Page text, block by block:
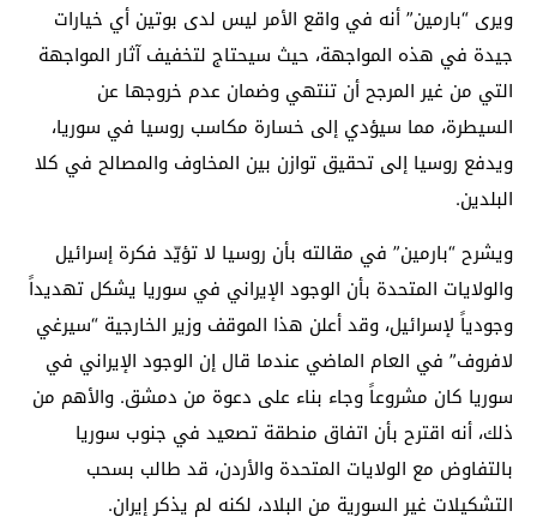
ويرى “بارمين” أنه في واقع الأمر ليس لدى بوتين أي خيارات
جيدة في هذه المواجهة، حيث سيحتاج لتخفيف آثار المواجهة
التي من غير المرجح أن تنتهي وضمان عدم خروجها عن
السيطرة، مما سيؤدي إلى خسارة مكاسب روسيا في سوريا،
ويدفع روسيا إلى تحقيق توازن بين المخاوف والمصالح في كلا
البلدين.
ويشرح “بارمين” في مقالته بأن روسيا لا تؤيّد فكرة إسرائيل
والولايات المتحدة بأن الوجود الإيراني في سوريا يشكل تهديداً
وجودياً لإسرائيل، وقد أعلن هذا الموقف وزير الخارجية “سيرغي
لافروف” في العام الماضي عندما قال إن الوجود الإيراني في
سوريا كان مشروعاً وجاء بناء على دعوة من دمشق. والأهم من
ذلك، أنه اقترح بأن اتفاق منطقة تصعيد في جنوب سوريا
بالتفاوض مع الولايات المتحدة والأردن، قد طالب بسحب
التشكيلات غير السورية من البلاد، لكنه لم يذكر إيران.